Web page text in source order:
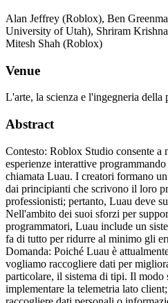
Alan Jeffrey (Roblox), Ben
University of Utah), Shriram
Mitesh Shah (Roblox)
Venue
L'arte, la scienza e l'ingegneria della
Abstract
Contesto: Roblox Studio consente
esperienze interattive
chiamata Luau. I creatori formano
dai principianti che scrivono il loro
professionisti; pertanto, Luau deve
Nell'ambito dei suoi sforzi per
programmatori, Luau include un
fa di tutto per ridurre al minimo gli
Domanda: Poiché Luau è
vogliamo raccogliere dati per
particolare, il sistema di tipi. Il modo
implementare la telemetria lato